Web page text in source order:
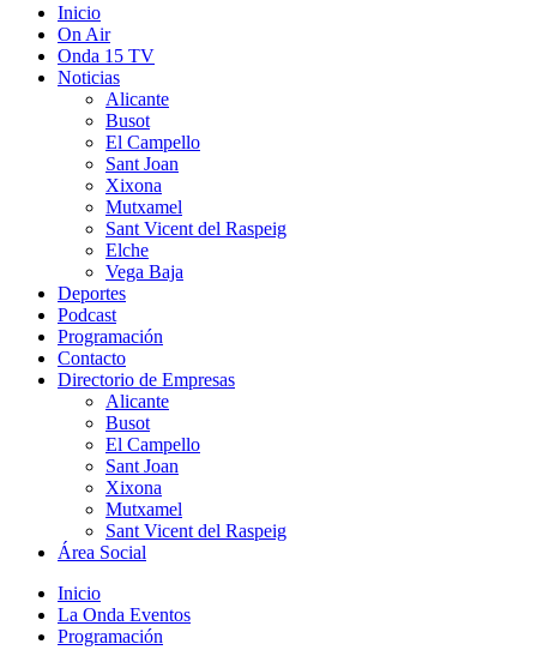
Inicio
On Air
Onda 15 TV
Noticias
Alicante
Busot
El Campello
Sant Joan
Xixona
Mutxamel
Sant Vicent del Raspeig
Elche
Vega Baja
Deportes
Podcast
Programación
Contacto
Directorio de Empresas
Alicante
Busot
El Campello
Sant Joan
Xixona
Mutxamel
Sant Vicent del Raspeig
Área Social
Inicio
La Onda Eventos
Programación